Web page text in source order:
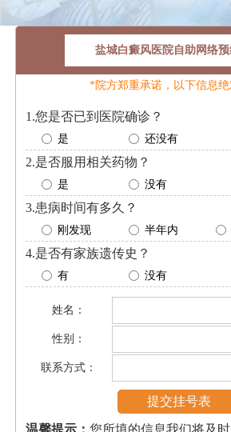
盐城白癜风医院自助网络
*院方郑重承诺，以下信息
1.您是否已到医院确诊？
是 还没有
2.是否服用相关药物？
是 没有
3.患病时间有多久？
刚发现 半年内
4.是否有家族遗传史？
有 没有
姓名：
性别：
联系方式：
温馨提示：您所填的信息我们将及